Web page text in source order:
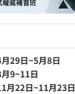
29日~5月8日
9~11日
月22日~11月23日